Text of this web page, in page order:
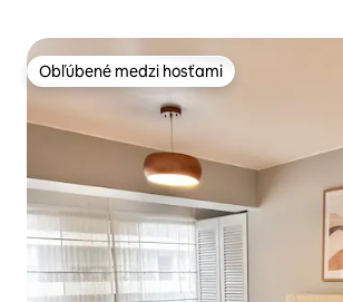
Obľúbené medzi hosťami
Obľúbené medzi hosťami